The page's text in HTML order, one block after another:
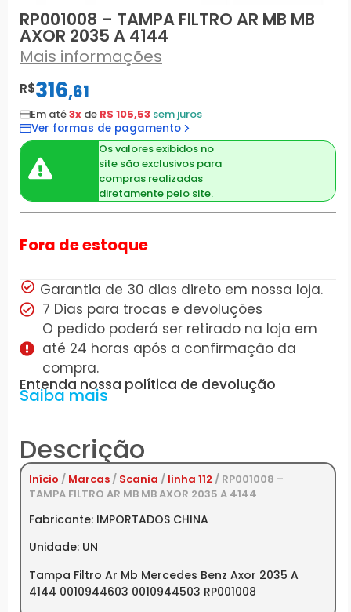
RP001008 – TAMPA FILTRO AR MB MB
AXOR 2035 A 4144
Mais informações
R$316,61
Em até3x de R$ 105,53 sem juros
Ver formas de pagamento
Os valores exibidos no
site são exclusivos para
compras realizadas
diretamente pelo site.
Fora de estoque
Garantia de 30 dias direto em nossa loja.
7 Dias para trocas e devoluções
O pedido poderá ser retirado na loja em
até 24 horas após a confirmação da
compra.
Entenda nossa política de devolução
Saiba mais
Descrição
Início / Marcas / Scania / linha 112 / RP001008 –
TAMPA FILTRO AR MB MB AXOR 2035 A 4144
Fabricante: IMPORTADOS CHINA
Unidade: UN
Tampa Filtro Ar Mb Mercedes Benz Axor 2035 A
4144 0010944603 0010944503 RP001008